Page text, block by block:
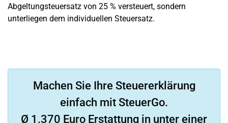
Abgeltungsteuersatz von 25 % versteuert, sondern
unterliegen dem individuellen Steuersatz.
Machen Sie Ihre Steuererklärung
einfach mit SteuerGo.
Ø 1.370 Euro Erstattung in unter einer